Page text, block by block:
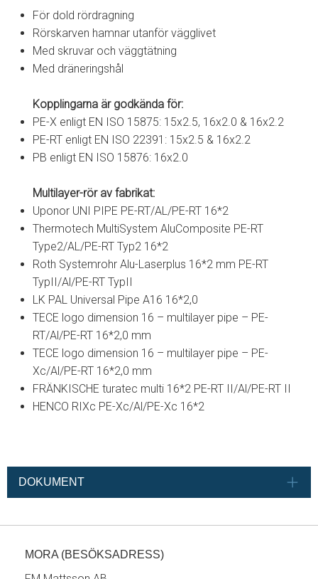
För dold rördragning
Rörskarven hamnar utanför vägglivet
Med skruvar och väggtätning
Med dräneringshål
Kopplingarna är godkända för:
PE-X enligt EN ISO 15875: 15x2.5, 16x2.0 & 16x2.2
PE-RT enligt EN ISO 22391: 15x2.5 & 16x2.2
PB enligt EN ISO 15876: 16x2.0
Multilayer-rör av fabrikat:
Uponor UNI PIPE PE-RT/AL/PE-RT 16*2
Thermotech MultiSystem AluComposite PE-RT
Type2/AL/PE-RT Typ2 16*2
Roth Systemrohr Alu-Laserplus 16*2 mm PE-RT
TypII/Al/PE-RT TypII
LK PAL Universal Pipe A16 16*2,0
TECE logo dimension 16 – multilayer pipe – PE-
RT/Al/PE-RT 16*2,0 mm
TECE logo dimension 16 – multilayer pipe – PE-
Xc/Al/PE-RT 16*2,0 mm
FRÄNKISCHE turatec multi 16*2 PE-RT II/Al/PE-RT II
HENCO RIXc PE-Xc/Al/PE-Xc 16*2
DOKUMENT
MORA (BESÖKSADRESS)